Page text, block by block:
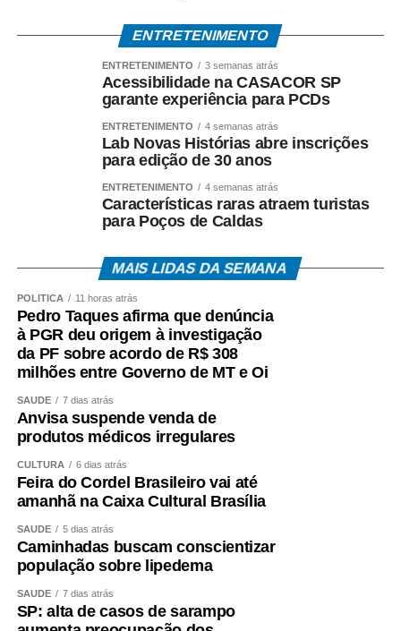
Agosto do Mar – Gastronomia e Cultura
pela Associação dos Empreendedores de Canoa
Quebrada e integra as ações do Programa Canoa
município praiano de Aracati, implementado em parceria
com o Sebrae.
* Com produção de Luciene Cruz.
Fonte: EBC Cultura
COMENTE ABAIXO:
WhatsApp
Facebook
Twitter
Messenger
LinkedIn
ENTRETENIMENTO
ENTRETENIMENTO 3 semanas atrás
Acessibilidade na CASACOR SP
garante experiência para PCDs
ENTRETENIMENTO 4 semanas atrás
Lab Novas Histórias abre inscrições
para edição de 30 anos
ENTRETENIMENTO 4 semanas atrás
Características raras atraem turistas
para Poços de Caldas
MAIS LIDAS DA SEMANA
POLÍTICA 11 horas atrás
Pedro Taques afirma que denúncia
à PGR deu origem à investigação
da PF sobre acordo de R$ 308
milhões entre Governo de MT e Oi
SAÚDE 7 dias atrás
Anvisa suspende venda de
produtos médicos irregulares
CULTURA 6 dias atrás
Feira do Cordel Brasileiro vai até
amanhã na Caixa Cultural Brasília
SAÚDE 5 dias atrás
Caminhadas buscam conscientizar
população sobre lipedema
SAÚDE 7 dias atrás
SP: alta de casos de sarampo